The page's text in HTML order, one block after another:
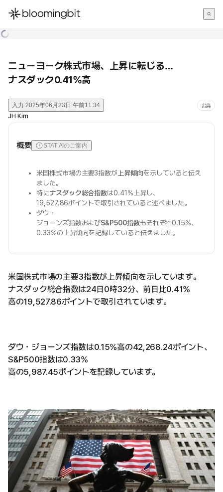
한국어
ニューヨーク株式市場、上昇に転じる…
ナスダック0.41%高
入力 2025年06月23日 午前11:34 出典
JH Kim
概要 STAT AIのご案内
米国株式市場の主要3指数が 上昇傾向を示していると伝え
ました。
特にナスダック総合指数は0.41%上昇し、
19,527.86ポイントで取引されていると述べました。
ダウ・
ジョーンズ指数およびS&P500指数もそれぞれ0.15%、
0.33%の上昇傾向を記録していると伝えました。
米国株式市場の主要3指数が上昇傾向を示しています。
ナスダック総合指数は24日0時32分、前日比0.41%
高の19,527.86ポイントで取引されています。
ダウ・ジョーンズ指数は0.15%高の42,268.24ポイント、
S&P500指数は0.33%
高の5,987.45ポイントを記録しています。